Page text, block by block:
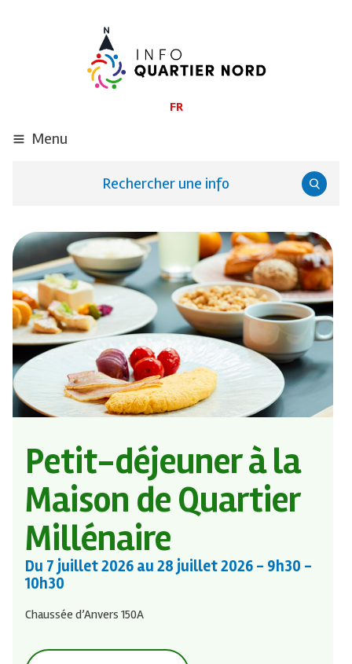
FR
Menu
Rechercher une info
Petit-déjeuner à la
Maison de Quartier
Millénaire
Du 7 juillet 2026 au 28 juillet 2026 - 9h30 -
10h30
Chaussée d’Anvers 150A